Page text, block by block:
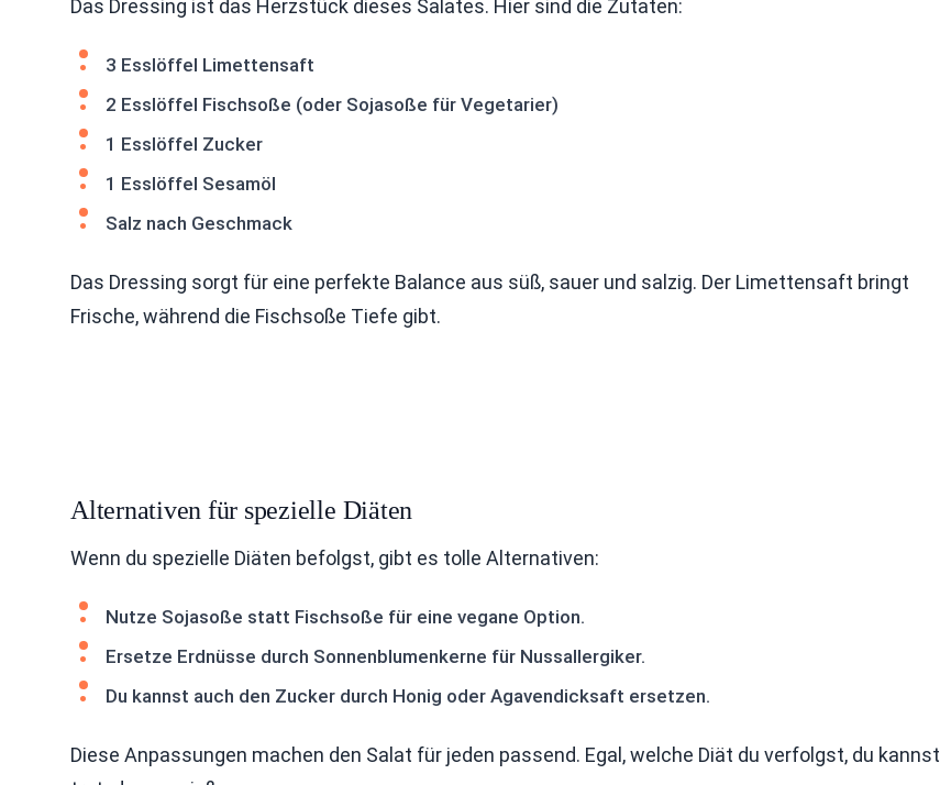
Das Dressing ist das Herzstück dieses Salates. Hier sind die Zutaten:
3 Esslöffel Limettensaft
2 Esslöffel Fischsoße (oder Sojasoße für Vegetarier)
1 Esslöffel Zucker
1 Esslöffel Sesamöl
Salz nach Geschmack
Das Dressing sorgt für eine perfekte Balance aus süß, sauer und salzig. Der Limettensaft bringt
Frische, während die Fischsoße Tiefe gibt.
Alternativen für spezielle Diäten
Wenn du spezielle Diäten befolgst, gibt es tolle Alternativen:
Nutze Sojasoße statt Fischsoße für eine vegane Option.
Ersetze Erdnüsse durch Sonnenblumenkerne für Nussallergiker.
Du kannst auch den Zucker durch Honig oder Agavendicksaft ersetzen.
Diese Anpassungen machen den Salat für jeden passend. Egal, welche Diät du verfolgst, du kannst